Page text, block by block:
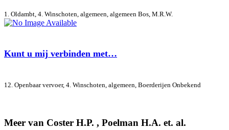
1. Oldambt, 4. Winschoten, algemeen, algemeen Bos, M.R.W.
Kunt u mij verbinden met…
12. Openbaar vervoer, 4. Winschoten, algemeen, Boerderijen Onbekend
Meer van Coster H.P. , Poelman H.A. et. al.